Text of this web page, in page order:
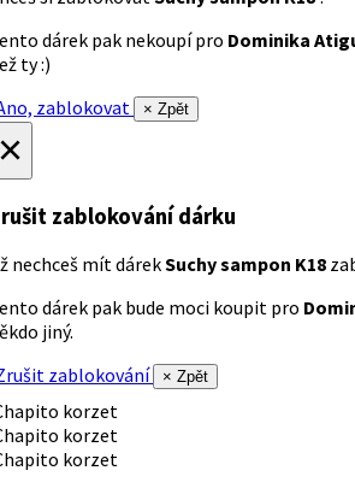
dárek pak nekoupí pro Dominika
ty :)
zablokovat
× Zpět
zablokování dárku
nechceš mít dárekSuchy sampon K18
dárek pak bude moci koupit pro
jiný.
zablokování
× Zpět